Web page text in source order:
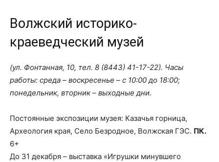
Волжский историко-
краеведческий музей
(ул. Фонтанная, 10, тел. 8 (8443) 41-17-22). Часы
работы: среда – воскресенье – с 10:00 до 18:00;
понедельник, вторник – выходные дни.
Постоянные экспозиции музея: Казачья горница,
Археология края, Село Безродное, Волжская ГЭС. ПК.
6+
До 31 декабря – выставка «Игрушки минувшего